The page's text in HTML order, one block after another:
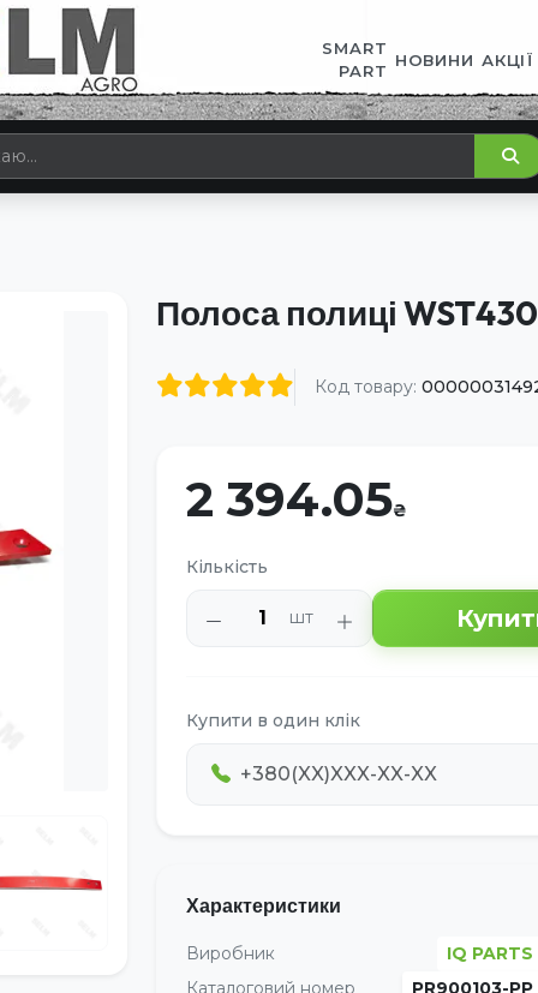
SMART
PART
НОВИНИ АКЦІЇ
Полоса полиці
Код товару:
2 394.05
Кількість
шт
Купити в один клік
Характеристики
Виробник
IQ PARTS
Каталоговий номер
PR900103-PP